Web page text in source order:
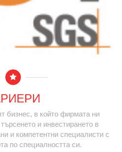
бизнес, в който фирмата ни
и инвестирането в
и компетентни специалисти с
по специалността си.